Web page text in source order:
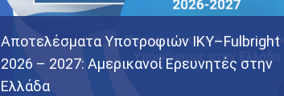
Αποτελέσματα Υποτροφιών IKY–Fulbright
2026 – 2027: Αμερικανοί Ερευνητές στην
Ελλάδα